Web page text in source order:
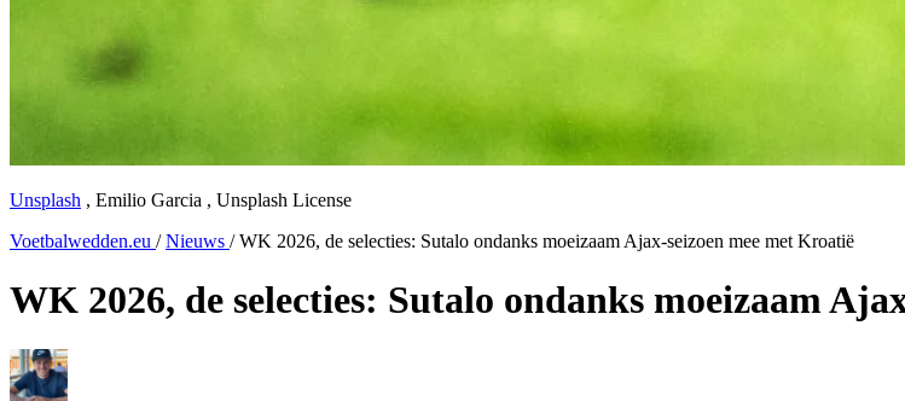
Unsplash , Emilio Garcia , Unsplash License
Voetbalwedden.eu / Nieuws / WK 2026, de selecties: Sutalo ondanks moeizaam Ajax-seizoen mee met Kroatië
WK 2026, de selecties: Sutalo ondanks moeizaam